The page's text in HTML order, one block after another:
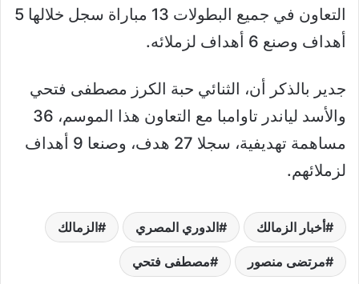
التعاون في جميع البطولات 13 مباراة سجل خلالها 5
أهداف وصنع 6 أهداف لزملائه.
جدير بالذكر أن، ‏‎‎الثنائي حبة الكرز مصطفى فتحي
والأسد لياندر تاوامبا مع التعاون هذا الموسم، 36
مساهمة تهديفية، سجلا 27 هدف، وصنعا 9 أهداف
لزملائهم.
أخبار الزمالك الدوري المصري الزمالك
مرتضى منصور مصطفى فتحي